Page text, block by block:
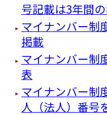
号記載は3年間
マイナンバー
掲載
マイナンバー
表
マイナンバー
人（法人）番号